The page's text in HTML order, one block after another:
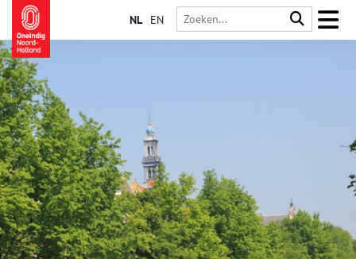
NL EN